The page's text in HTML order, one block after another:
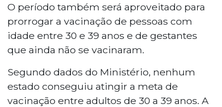
O período também será aproveitado para
prorrogar a vacinação de pessoas com
idade entre 30 e 39 anos e de gestantes
que ainda não se vacinaram.
Segundo dados do Ministério, nenhum
estado conseguiu atingir a meta de
vacinação entre adultos de 30 a 39 anos. A